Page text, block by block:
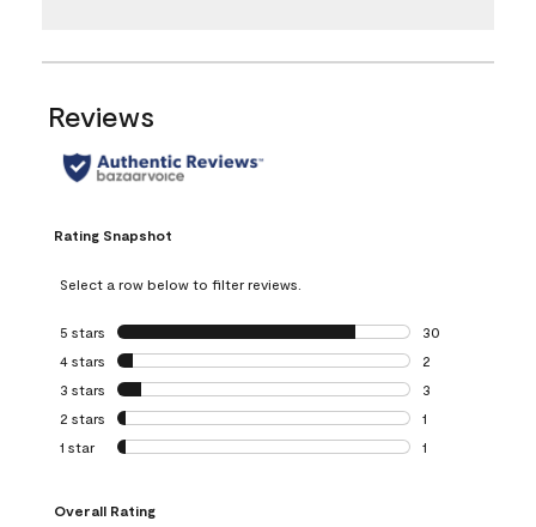
Reviews
Rating Snapshot
Select a row below to filter reviews.
5 stars stars
30
30 reviews with
4 stars stars
2
2 reviews with 4
3 stars stars
3
3 reviews with 3
2 stars stars
1
1 review with 2
1 star stars
1
Overall Rating